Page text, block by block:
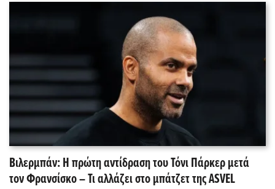
Βιλερμπάν: Η πρώτη αντίδραση του Τόνι Πάρκερ μετά
τον Φρανσίσκο – Τι αλλάζει στο μπάτζετ της ASVEL